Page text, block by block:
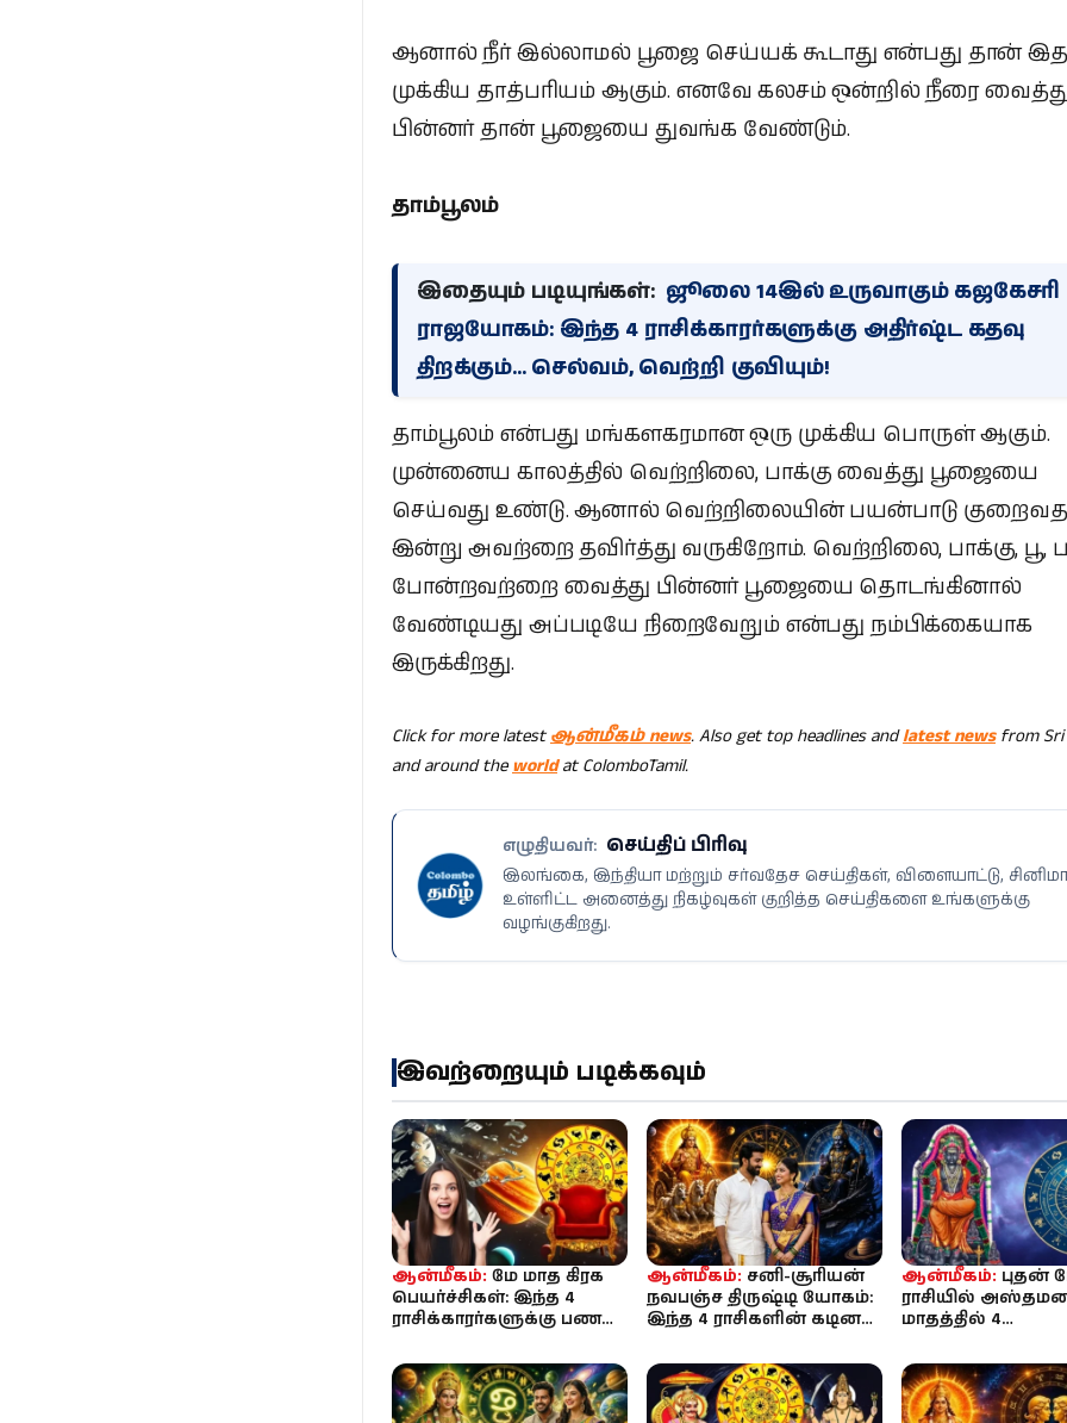
ஆனால் நீர் இல்லாமல் பூஜை செய்யக் கூடாது என்பது தான்
முக்கிய தாத்பரியம் ஆகும். எனவே கலசம் ஒன்றில் நீரை
பின்னர் தான் பூஜையை துவங்க வேண்டும்.
தாம்பூலம்
இதையும் படியுங்கள்: ஜூலை 14இல் உருவாகும் கஜகேசரி
ராஜயோகம்: இந்த 4 ராசிக்காரர்களுக்கு அதிர்ஷ்ட கதவு
திறக்கும்... செல்வம், வெற்றி குவியும்!
தாம்பூலம் என்பது மங்களகரமான ஒரு முக்கிய பொருள் ஆகும்.
முன்னைய காலத்தில் வெற்றிலை, பாக்கு வைத்து பூஜையை
செய்வது உண்டு. ஆனால் வெற்றிலையின் பயன்பாடு
இன்று அவற்றை தவிர்த்து வருகிறோம். வெற்றிலை, பாக்கு, பூ,
போன்றவற்றை வைத்து பின்னர் பூஜையை தொடங்கினால்
வேண்டியது அப்படியே நிறைவேறும் என்பது நம்பிக்கையாக
இருக்கிறது.
Click for more latestஆன்மீகம் news. Also get top headlines andlatest newsfrom Sri
and around theworldat ColomboTamil.
எழுதியவர்: செய்திப் பிரிவு
இலங்கை, இந்தியா மற்றும் சர்வதேச செய்திகள், விளையாட்டு, சினிமா
உள்ளிட்ட அனைத்து நிகழ்வுகள் குறித்த செய்திகளை உங்களுக்கு
வழங்குகிறது.
இவற்றையும் படிக்கவும்
ஆன்மீகம்: மே மாத கிரக
பெயர்ச்சிகள்: இந்த 4
ராசிக்காரர்களுக்கு பண
ஆன்மீகம்: சனி-சூரியன்
நவபஞ்ச திருஷ்டி யோகம்:
இந்த 4 ராசிகளின் கடின
கிடைக்கப்போகு...
ஆன்மீகம்: புதன்
ராசியில்
மாதத்தில் 4
துரத்தும்